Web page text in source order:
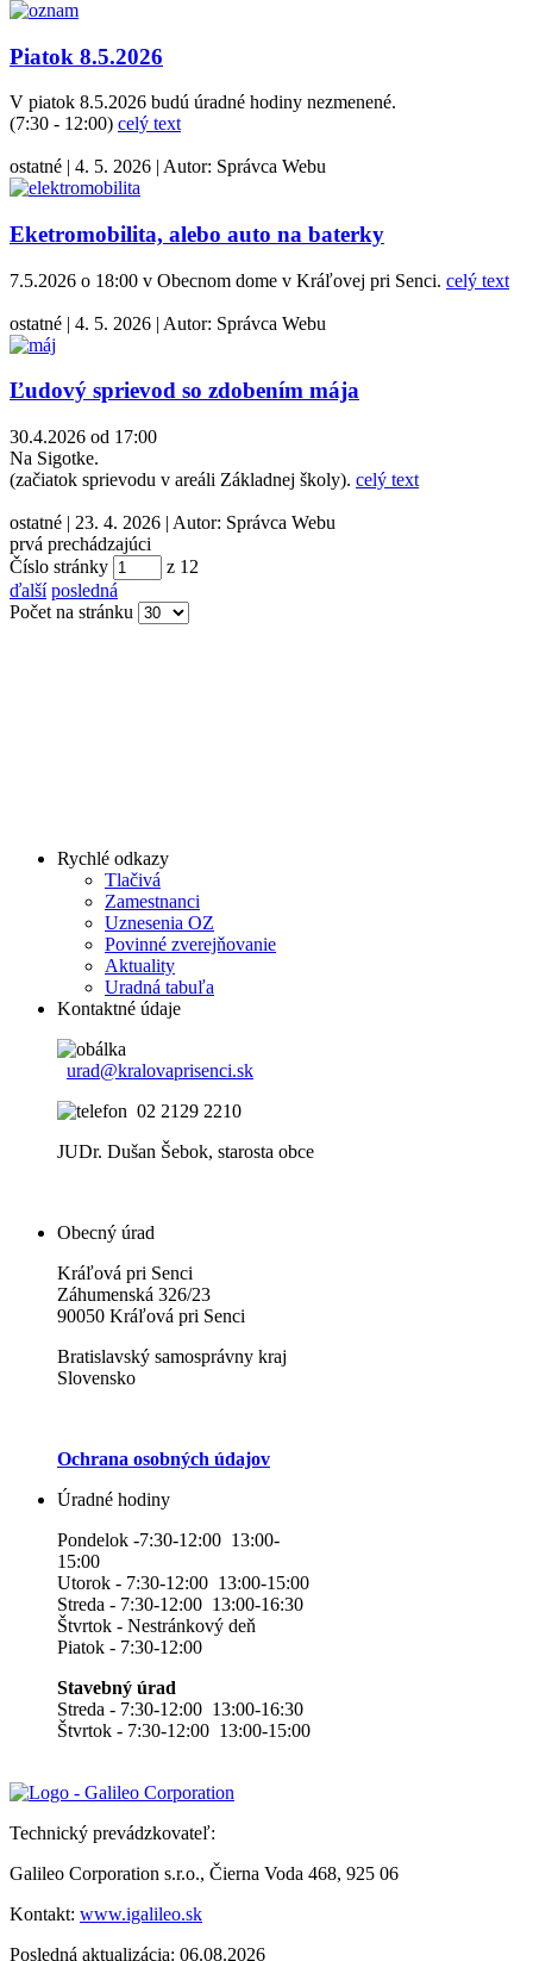
Piatok 8.5.2026
V piatok 8.5.2026 budú úradné hodiny nezmenené.
(7:30 - 12:00) celý text
ostatné | 4. 5. 2026 | Autor: Správca Webu
Eketromobilita, alebo auto na baterky
7.5.2026 o 18:00 v Obecnom dome v Kráľovej pri Senci. celý text
ostatné | 4. 5. 2026 | Autor: Správca Webu
Ľudový sprievod so zdobením mája
30.4.2026 od 17:00
Na Sigotke.
(začiatok sprievodu v areáli Základnej školy). celý text
ostatné | 23. 4. 2026 | Autor: Správca Webu
prvá prechádzajúci
Číslo stránky
z 12
ďalší posledná
Počet na stránku
Rychlé odkazy
Tlačivá
Zamestnanci
Uznesenia OZ
Povinné zverejňovanie
Aktuality
Uradná tabuľa
Kontaktné údaje
urad@kralovaprisenci.sk
02 2129 2210
JUDr. Dušan Šebok, starosta obce
Obecný úrad
Kráľová pri Senci
Záhumenská 326/23
90050 Kráľová pri Senci
Bratislavský samosprávny kraj
Slovensko
Ochrana osobných údajov
Úradné hodiny
Pondelok -7:30-12:00 13:00-
15:00
Utorok - 7:30-12:00 13:00-15:00
Streda - 7:30-12:00 13:00-16:30
Štvrtok - Nestránkový deň
Piatok - 7:30-12:00
Stavebný úrad
Streda - 7:30-12:00 13:00-16:30
Štvrtok - 7:30-12:00 13:00-15:00
Technický prevádzkovateľ:
Galileo Corporation s.r.o., Čierna Voda 468, 925 06
Kontakt: www.igalileo.sk
Posledná aktualizácia: 06.08.2026